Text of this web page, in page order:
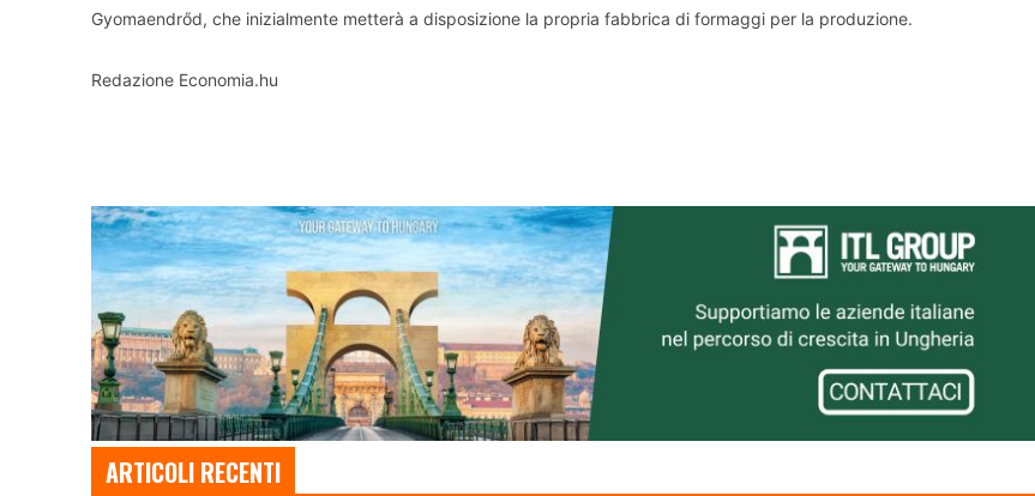
Gyomaendrőd, che inizialmente metterà a disposizione la propria fabbrica di formaggi per la produzione.
Redazione Economia.hu
ARTICOLI RECENTI